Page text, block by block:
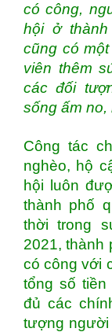
có công,
hội ở
cũng có
viên thêm
các đối
sống ấm no,
Công tác
nghèo, hộ
hội luôn
thành phố
thời trong
2021, thành
có công với
tổng số
đủ các
tượng người